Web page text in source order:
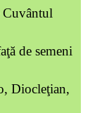
Cuvântul
de semeni
Diocleţian,